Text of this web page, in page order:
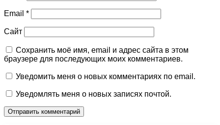
Email *
Сайт
Сохранить моё имя, email и адрес сайта в этом
браузере для последующих моих комментариев.
Уведомить меня о новых комментариях по email.
Уведомлять меня о новых записях почтой.